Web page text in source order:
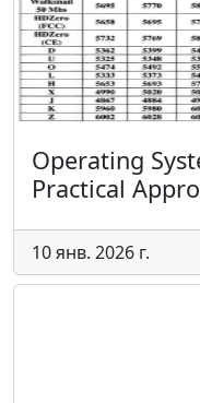
Operating
Practical
10 янв. 2026 г.